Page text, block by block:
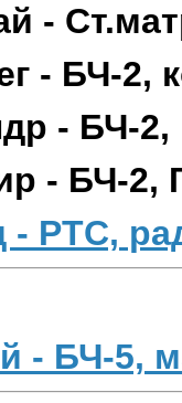
-
- БЧ-2,
- БЧ-
- БЧ-2,
- РТС,
- БЧ-5,